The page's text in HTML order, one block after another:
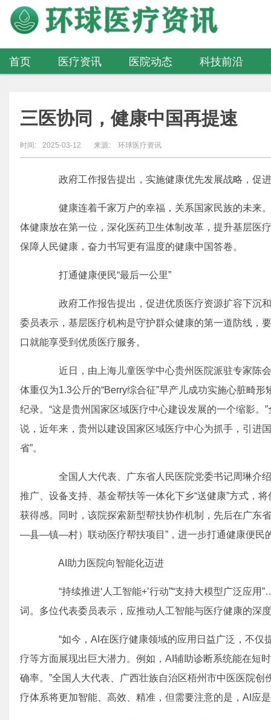
首页 医疗资讯 医院动态 科技前沿
三医协同，健康中国再提速
时间: 2025-03-12 来源: 环球医疗资讯
政府工作报告提出，实施健康优先发展战略，促
健康连着千家万户的幸福，关系国家民族的未来
体健康放在第一位，深化医药卫生体制改革，提升基层医
保障人民健康，奋力书写更有温度的健康中国答卷。
打通健康便民“最后一公里”
政府工作报告提出，促进优质医疗资源扩容下沉
委员表示，基层医疗机构是守护群众健康的第一道防线，
口就能享受到优质医疗服务。
近日，由上海儿童医学中心贵州医院派驻专家陈
体重仅为1.3公斤的“Berry综合征”早产儿成功实施心脏畸
纪录。“这是贵州国家区域医疗中心建设发展的一个缩影
说，近年来，贵州以建设国家区域医疗中心为抓手，引进
省”。
全国人大代表、广东省人民医院党委书记周琳介
推广、设备支持、基金帮扶等一体化下乡“送健康”方式，
获得感。同时，该院探索新型帮扶协作机制，先后在广东
—县—镇—村）联动医疗帮扶项目”，进一步打通健康便民
AI助力医院向智能化迈进
“持续推进‘人工智能+’行动”“支持大模型广泛应
词。多位代表委员表示，应推动人工智能与医疗健康的深
“如今，AI在医疗健康领域的应用日益广泛，不仅
疗等方面展现出巨大潜力。例如，AI辅助诊断系统能在短
确率。”全国人大代表、广西壮族自治区梧州市中医医院
疗体系将更加智能、高效、精准，但需要注意的是，AI应